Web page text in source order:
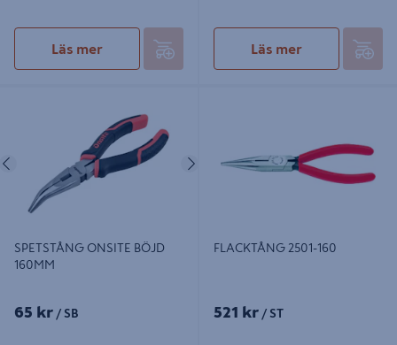
Läs mer Läs mer
Föregående
SPETSTÅNG ONSITE BÖJD
160MM
65 kr / SB
FLACKTÅNG 2501-160
521 kr / ST